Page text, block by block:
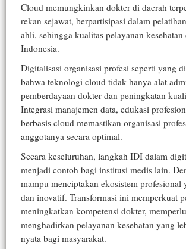
Cloud memungkinkan dokter di daerah
rekan sejawat, berpartisipasi dalam
ahli, sehingga kualitas pelayanan
Indonesia.
Digitalisasi organisasi profesi seperti yang
bahwa teknologi cloud tidak hanya alat
pemberdayaan dokter dan peningkatan
Integrasi manajemen data, edukasi
berbasis cloud memastikan organisasi
anggotanya secara optimal.
Secara keseluruhan, langkah IDI dalam
menjadi contoh bagi institusi medis lain.
mampu menciptakan ekosistem
dan inovatif. Transformasi ini memperkuat
meningkatkan kompetensi dokter,
menghadirkan pelayanan kesehatan yang
nyata bagi masyarakat.